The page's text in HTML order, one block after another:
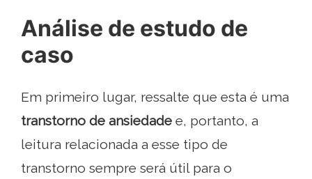
Análise de estudo de
caso
Em primeiro lugar, ressalte que esta é uma
transtorno de ansiedade e, portanto, a
leitura relacionada a esse tipo de
transtorno sempre será útil para o